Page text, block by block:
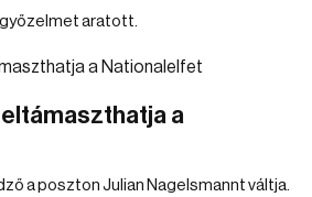
aratott.
a
a poszton Julian Nagelsmannt váltja.